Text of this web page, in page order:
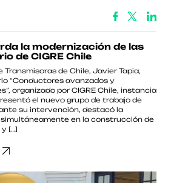
la modernización de las
de CIGRE Chile
de Chile, Javier Tapia,
“Conductores avanzados y
organizado por CIGRE Chile, instancia
el nuevo grupo de trabajo de
su intervención, destacó la
en la construcción de
[…]